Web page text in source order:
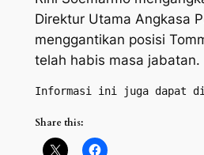
Direktur Utama Angkasa
menggantikan posisi
telah habis masa jabatan.
Informasi ini juga dapat
Share this: